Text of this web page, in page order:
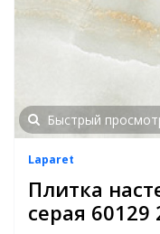
Быстрый
Laparet
Плитка
серая 60129